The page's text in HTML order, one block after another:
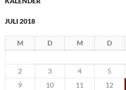
JULI 2018
M D M D
2
3 4 5
9
10 11 12